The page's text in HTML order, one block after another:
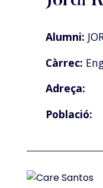
Alumni:
Càrrec:
Adreça:
Població: